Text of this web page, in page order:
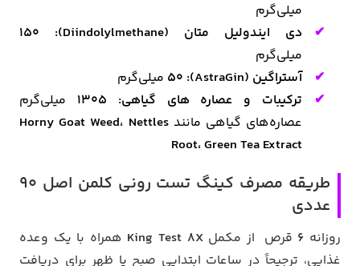
میلی‌گرم
دی ایندولیل متان (Diindolylmethane): 150
میلی‌گرم
آستراگین (AstraGin):
50 میلی‌گرم
ترکیبات و عصاره های گیاهی: 1305
میلی‌گرم
عصاره‌های گیاهی مانندHorny Goat Weed، Nettles
Root، Green Tea Extract
طریقه مصرف کینگ تست رونی کلمن اصل 90
عددی
روزانه 6 قرص از مکملKing Test 8X همراه با یک وعده
غذایی، ترجیحاً در ساعات ابتدایی صبح یا ظهر برای دریافت